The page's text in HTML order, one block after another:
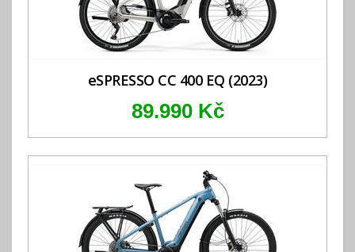
eSPRESSO CC 400 EQ (2023)
89.990 Kč